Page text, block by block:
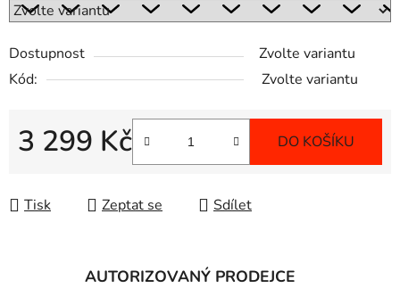
Dostupnost
Zvolte variantu
Kód:
Zvolte variantu
3 299 Kč DO KOŠÍKU
Tisk Zeptat se Sdílet
AUTORIZOVANÝ PRODEJCE